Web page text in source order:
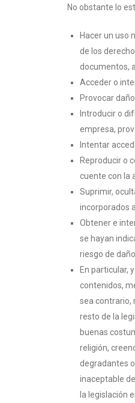
No obstante lo
Hacer un uso
de los
documentos,
Acceder o
Provocar
Introducir o
empresa,
Intentar
Reproducir o
cuente con la
Suprimir,
incorporados
Obtener e
se hayan
riesgo de
En particular,
contenidos,
sea contrario,
resto de la
buenas
religión,
degradantes
inaceptable
la legislación